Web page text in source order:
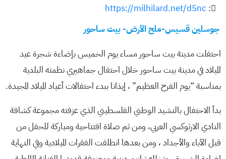
:
https://milhilard.net/d5nc
جوسلين قسيس-ملح الأرض- بيت ساحور
احتفلت مدينة بيت ساحور مساء يوم الخميس بإضاءة شجرة عيد
الميلاد في مدينة بيت ساحور خلال احتفال جماهيري نظمته البلدية
بمناسبة “يوم الفرح العظيم” ، إيذانا ببدء احتفالات أعياد الميلاد المجيدة.
بدأ الاحتفال بالنشيد الوطني الفلسطيني الذي عزفته مجموعة كشافة
النادي الارثوكسي العربي، ومن ثم صلاة افتتاحية ومباركة للحفل من
قبل الآباء والأجداد ، ومن بعدها انطلقت الفقرات الميلادية وفي النهاية